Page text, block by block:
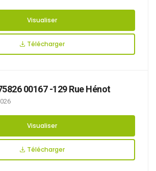
Visualiser
Télécharger
00167 -129 Rue Hénot
Visualiser
Télécharger